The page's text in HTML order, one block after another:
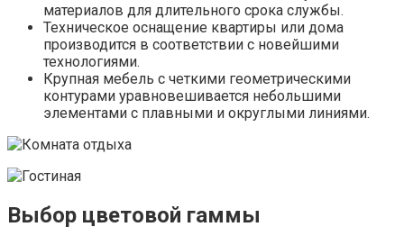
материалов для длительного срока службы.
Техническое оснащение квартиры или дома
производится в соответствии с новейшими
технологиями.
Крупная мебель с четкими геометрическими
контурами уравновешивается небольшими
элементами с плавными и округлыми линиями.
Выбор цветовой гаммы